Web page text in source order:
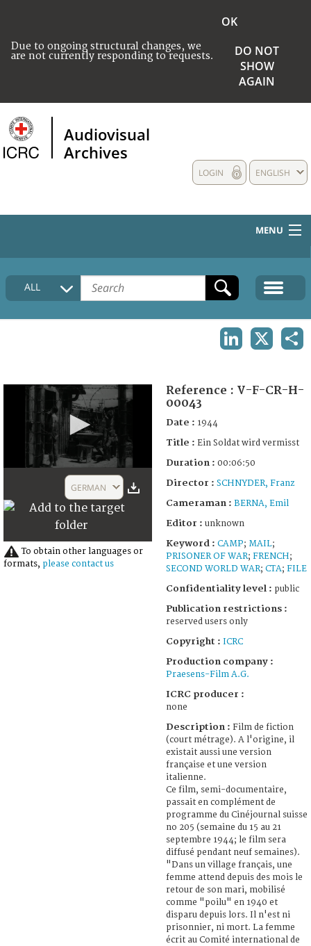
Due to ongoing structural changes, we
are not currently responding to requests.
OK
DO NOT
SHOW
AGAIN
Audiovisual
Archives
ENGLISH
LOGIN
MENU
HOME
COLLECTIONS DESCRIPTION
ALL
6
seconds
GERMAN
To obtain other languages or
formats, please contact us
Reference : V-F-CR-H-
00043
Date : 1944
Title : Ein Soldat wird vermisst
Duration : 00:06:50
Director : SCHNYDER, Franz
Cameraman : BERNA, Emil
Editor : unknown
Keyword : CAMP; MAIL;
PRISONER OF WAR; FRENCH;
SECOND WORLD WAR; CTA; FILE
Confidentiality level : public
Publication restrictions :
reserved users only
Copyright : ICRC
Production company :
Praesens-Film A.G.
ICRC producer :
none
Description : Film de fiction
(court métrage). A l'origine, il
existait aussi une version
française et une version
italienne.
Ce film, semi-documentaire,
passait en complément de
programme du Cinéjournal suisse
no 205 (semaine du 15 au 21
septembre 1944; le film sera
diffusé pendant neuf semaines).
"Dans un village français, une
femme attend depuis des mois le
retour de son mari, mobilisé
comme "poilu" en 1940 et
disparu depuis lors. Il n'est ni
prisonnier, ni mort. La femme
écrit au Comité international de